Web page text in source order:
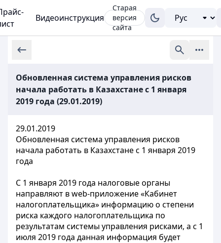
Видеоинструкция
Старая
версия
сайта
Обновленная система управления рисков
начала работать в Казахстане с 1 января
2019 года (29.01.2019)
29.01.2019
Обновленная система управления рисков
начала работать в Казахстане с 1 января 2019
года
С 1 января 2019 года налоговые органы
направляют в web-приложение «Кабинет
налогоплательщика» информацию о степени
риска каждого налогоплательщика по
результатам системы управления рисками, а с 1
июля 2019 года данная информация будет